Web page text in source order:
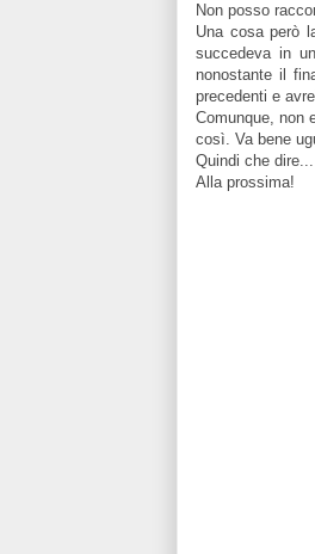
Non posso
Una cosa però
succedeva in
nonostante il
precedenti e
Comunque, non
così. Va bene
Quindi che
Alla prossima!